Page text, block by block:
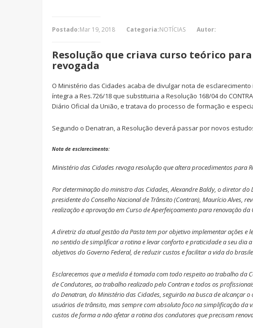
Postado:Mar 19, 2018 Categoria:NOTÍCIAS Autor:
Resolução que criava curso teórico
revogada
O Ministério das Cidades acaba de divulgar nota de
íntegra a Res.726/18 que substituiria a Resolução 168/04 do
Diário Oficial da União, e tratava do processo de formação e
Segundo o Denatran, a Resolução deverá passar por novos
Nota de esclarecimento:
Ministério das Cidades revoga resolução que altera procedimentos para
Por determinação do ministro das Cidades, Alexandre Baldy, o diretor
presidente do Conselho Nacional de Trânsito (Contran), Maurício Alves,
realização e aprovação em Curso de Aperfeiçoamento para renovação
A diretriz da atual gestão da Pasta tem por objetivo implementar ações e
no sentido de simplificar a rotina e levar conforto e praticidade a seu dia
objetivos do Governo Federal, de reduzir custos e facilitar a vida do
Esclarecemos que a medida é tomada com todo respeito ao trabalho da
de Condutores, ao trabalho realizado pelo Contran e todos os
do Denatran, do Ministério das Cidades, seguirão na busca de alcançar
usuários de trânsito, mas sempre com absoluto foco na simplificação da
custos de forma a não afetar a rotina dos condutores que precisam